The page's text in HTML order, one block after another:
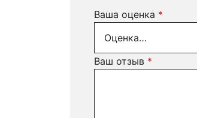
Ваша оценка *
Ваш отзыв *